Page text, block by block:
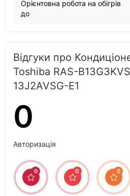
Орієнтовна робота на обігрів
до
Відгуки про
Toshiba RAS-
13J2AVSG-E1
0
Авторизація
0 0 0